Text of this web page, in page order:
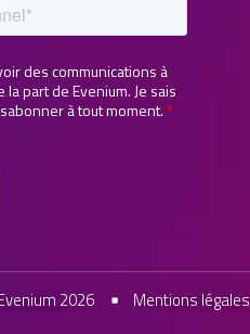
2026 Mentions légales